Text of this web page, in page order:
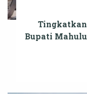
Bupati